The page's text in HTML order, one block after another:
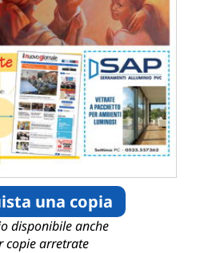
una copia
disponibile anche
copie arretrate